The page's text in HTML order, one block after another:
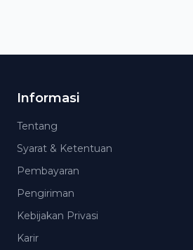
Informasi
Tentang
Syarat & Ketentuan
Pembayaran
Pengiriman
Kebijakan Privasi
Karir